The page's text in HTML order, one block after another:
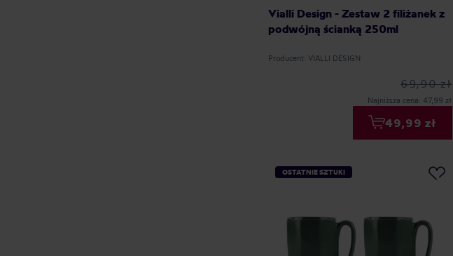
Vialli Design - Zestaw 2 filiżanek z
podwójną ścianką 250ml
Producent: VIALLI DESIGN
69,90 zł
Najniższa cena: 47,99 zł
49,99 zł
OSTATNIE SZTUKI